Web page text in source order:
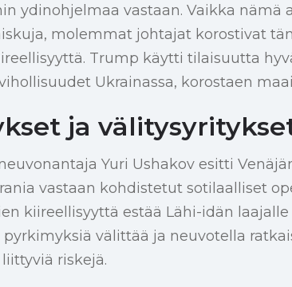
ydinohjelmaa vastaan. Vaikka nämä
molemmat johtajat korostivat
Trump käytti tilaisuutta
Ukrainassa, korostaen
ja
Yuri Ushakov esitti
vastaan kohdistetut sotilaalliset
kiireellisyyttä estää Lähi-idän
välittää ja neuvotella
riskejä.